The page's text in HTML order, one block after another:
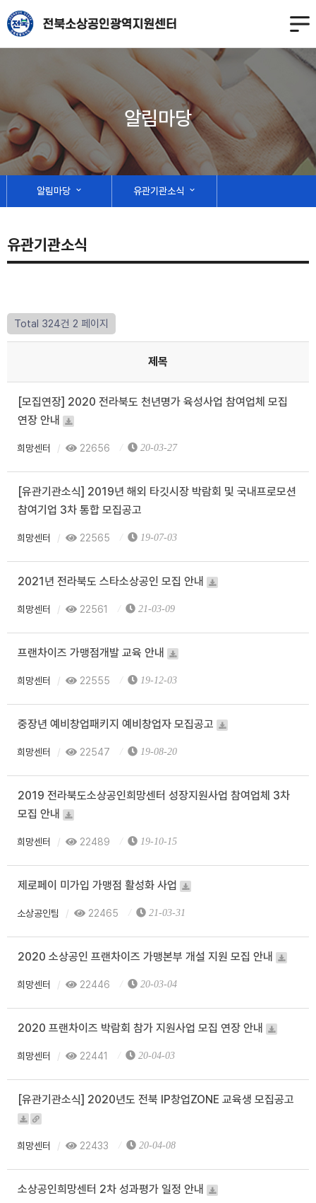
알림마당
알림마당 expand_more 유관기관소식 expand_more
유관기관소식
Total 324건 2 페이지
제목
[모집연장] 2020 전라북도 천년명가 육성사업 참여업체 모집
연장 안내
희망센터 22656 20-03-27
[유관기관소식] 2019년 해외 타깃시장 박람회 및 국내프로모션
참여기업 3차 통합 모집공고
희망센터 22565 19-07-03
2021년 전라북도 스타소상공인 모집 안내
희망센터 22561 21-03-09
프랜차이즈 가맹점개발 교육 안내
희망센터 22555 19-12-03
중장년 예비창업패키지 예비창업자 모집공고
희망센터 22547 19-08-20
2019 전라북도소상공인희망센터 성장지원사업 참여업체 3차
모집 안내
희망센터 22489 19-10-15
제로페이 미가입 가맹점 활성화 사업
소상공인팀 22465 21-03-31
2020 소상공인 프랜차이즈 가맹본부 개설 지원 모집 안내
희망센터 22446 20-03-04
2020 프랜차이즈 박람회 참가 지원사업 모집 연장 안내
희망센터 22441 20-04-03
[유관기관소식] 2020년도 전북 IP창업ZONE 교육생 모집공고
희망센터 22433 20-04-08
소상공인희망센터 2차 성과평가 일정 안내